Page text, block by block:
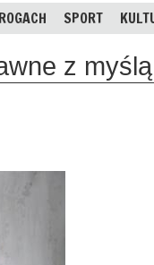
SPORT
z